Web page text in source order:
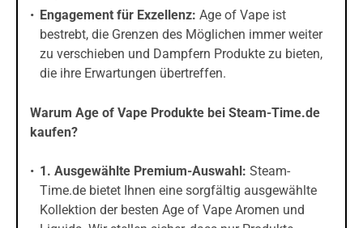
Engagement für Exzellenz: Age of Vape ist
bestrebt, die Grenzen des Möglichen immer weiter
zu verschieben und Dampfern Produkte zu bieten,
die ihre Erwartungen übertreffen.
Warum Age of Vape Produkte bei Steam-Time.de
kaufen?
1. Ausgewählte Premium-Auswahl: Steam-
Time.de bietet Ihnen eine sorgfältig ausgewählte
Kollektion der besten Age of Vape Aromen und